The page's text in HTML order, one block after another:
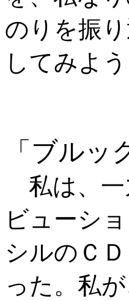
のりを振
してみよう
「ブル
私は、一
ビューシ
シルのＣ
った。私